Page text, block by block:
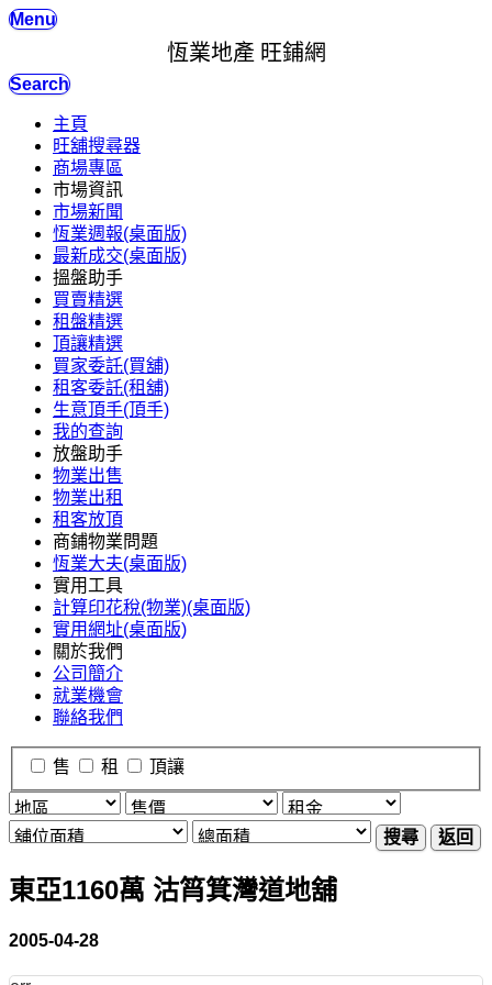
Menu
恆業地產 旺鋪網
Search
主頁
旺舖搜尋器
商場專區
市場資訊
市場新聞
恆業週報(桌面版)
最新成交(桌面版)
搵盤助手
買賣精選
租盤精選
頂讓精選
買家委託(買舖)
租客委託(租舖)
生意頂手(頂手)
我的查詢
放盤助手
物業出售
物業出租
租客放頂
商鋪物業問題
恆業大夫(桌面版)
實用工具
計算印花稅(物業)(桌面版)
實用網址(桌面版)
關於我們
公司簡介
就業機會
聯絡我們
售 租 頂讓
搜尋 返回
東亞1160萬 沽筲箕灣道地舖
2005-04-28